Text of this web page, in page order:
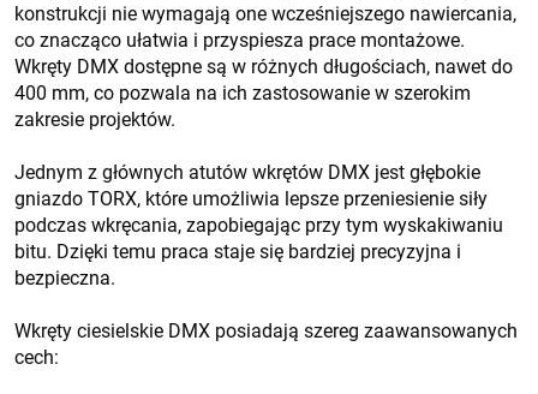
konstrukcji nie wymagają one wcześniejszego nawiercania,
co znacząco ułatwia i przyspiesza prace montażowe.
Wkręty DMX dostępne są w różnych długościach, nawet do
400 mm, co pozwala na ich zastosowanie w szerokim
zakresie projektów.
Jednym z głównych atutów wkrętów DMX jest głębokie
gniazdo TORX, które umożliwia lepsze przeniesienie siły
podczas wkręcania, zapobiegając przy tym wyskakiwaniu
bitu. Dzięki temu praca staje się bardziej precyzyjna i
bezpieczna.
Wkręty ciesielskie DMX posiadają szereg zaawansowanych
cech: